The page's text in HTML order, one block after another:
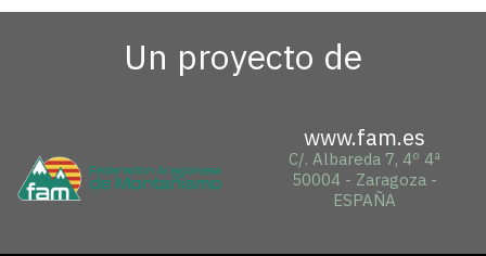
Un proyecto de
www.fam.es
C/. Albareda 7, 4º 4ª
50004 - Zaragoza -
ESPAÑA